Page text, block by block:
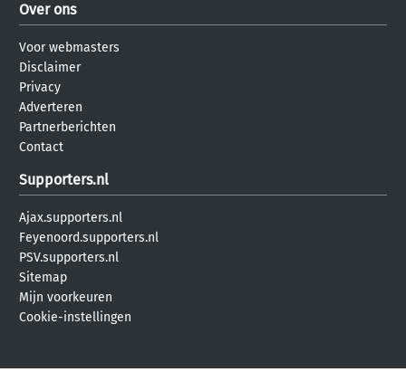
Over ons
Voor webmasters
Disclaimer
Privacy
Adverteren
Partnerberichten
Contact
Supporters.nl
Ajax.supporters.nl
Feyenoord.supporters.nl
PSV.supporters.nl
Sitemap
Mijn voorkeuren
Cookie-instellingen